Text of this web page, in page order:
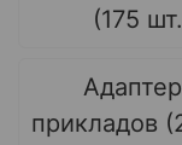
(175
прикладов